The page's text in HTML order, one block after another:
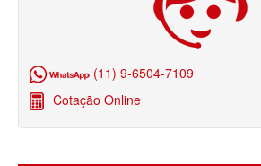
SÃO MIGUEL PLANO DE SAÚDE FAMILIAR
STA CASA MAUÁ PLANO DE SAÚDE FAMILIAR
TOTAL MEDCARE PLANO DE SAÚDE FAMILIAR
(11) 9-6504-7109
Cotação Online